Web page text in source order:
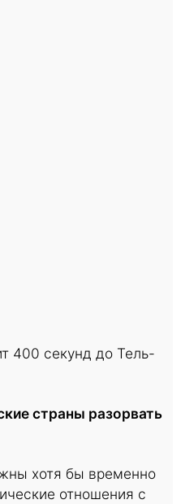
400 секунд до Тель-
страны разорвать
хотя бы временно
отношения с